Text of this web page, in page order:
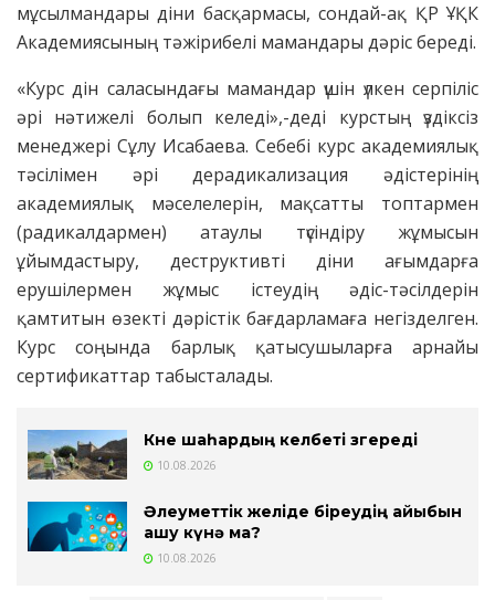
мұсылмандары діни басқармасы, сондай-ақ ҚР ҰҚК
Академиясының тәжірибелі мамандары дәріс береді.
«Курс дін саласындағы мамандар үшін үлкен серпіліс
әрі нәтижелі болып келеді»,-деді курстың үздіксіз
менеджері Сұлу Исабаева. Себебі курс академиялық
тәсілімен әрі дерадикализация әдістерінің
академиялық мәселелерін, мақсатты топтармен
(радикалдармен) атаулы түсіндіру жұмысын
ұйымдастыру, деструктивті діни ағымдарға
ерушілермен жұмыс істеудің әдіс-тәсілдерін
қамтитын өзекті дәрістік бағдарламаға негізделген.
Курс соңында барлық қатысушыларға арнайы
сертификаттар табысталады.
Көне шаһардың келбеті өзгереді
10.08.2026
Әлеуметтік желіде біреудің айыбын
ашу күнә ма?
10.08.2026